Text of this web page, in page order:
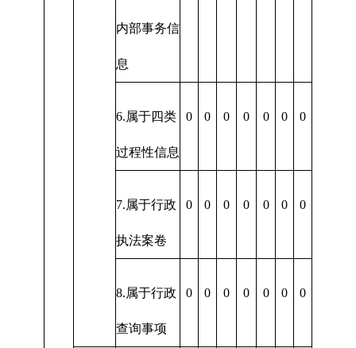
内部事务信
息
6.属于四类
过程性信息
0 0 0 0 0 0 0
7.属于行政
执法案卷
0 0 0 0 0 0 0
8.属于行政
查询事项
0 0 0 0 0 0 0